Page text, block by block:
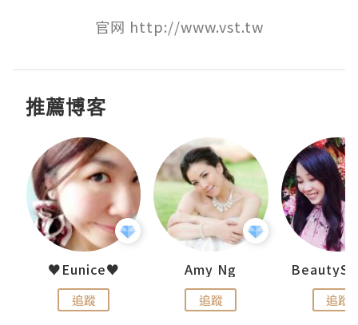
官网 http://www.vst.tw
推薦博客
♥Eunice♥
追蹤
Amy Ng
追蹤 追蹤